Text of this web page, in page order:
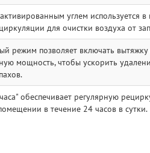
углем используется в
для очистки воздуха от
режим позволяет включать вытяжку
мощность, чтобы ускорить
обеспечивает регулярную
в течение 24 часов в сутки.